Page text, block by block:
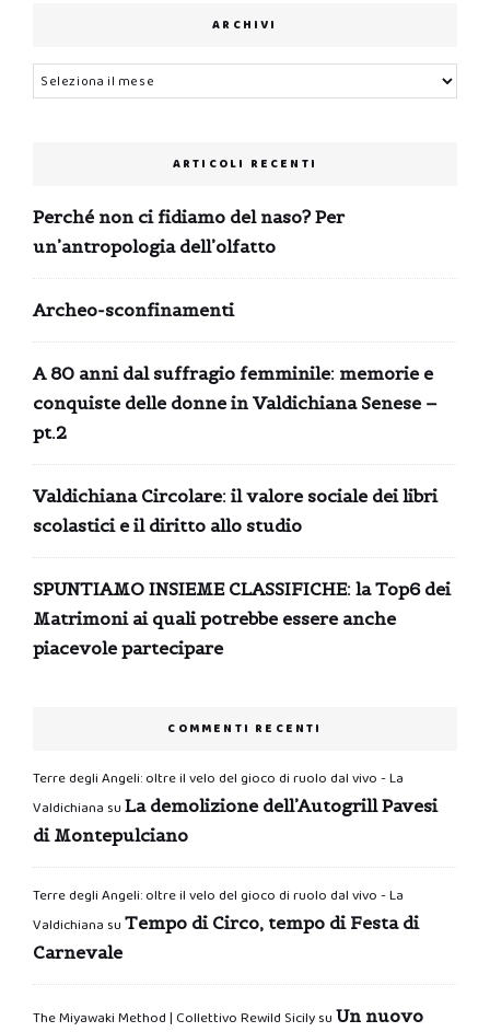
ARCHIVI
Archivi
ARTICOLI RECENTI
Perché non ci fidiamo del naso? Per
un’antropologia dell’olfatto
Archeo-sconfinamenti
A 80 anni dal suffragio femminile: memorie e
conquiste delle donne in Valdichiana Senese –
pt.2
Valdichiana Circolare: il valore sociale dei libri
scolastici e il diritto allo studio
SPUNTIAMO INSIEME CLASSIFICHE: la Top6 dei
Matrimoni ai quali potrebbe essere anche
piacevole partecipare
COMMENTI RECENTI
Terre degli Angeli: oltre il velo del gioco di ruolo dal vivo - La
Valdichiana su La demolizione dell’Autogrill Pavesi
di Montepulciano
Terre degli Angeli: oltre il velo del gioco di ruolo dal vivo - La
Valdichiana su Tempo di Circo, tempo di Festa di
Carnevale
The Miyawaki Method | Collettivo Rewild Sicilysu Un nuovo